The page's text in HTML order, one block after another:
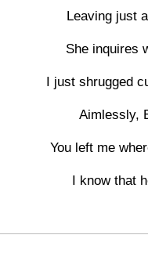
Leaving just
She inquires
I just shrugged
Aimlessly,
You left me
I know that